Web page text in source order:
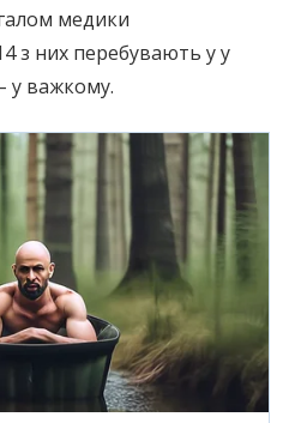
медики
з них перебувають у у
у важкому.